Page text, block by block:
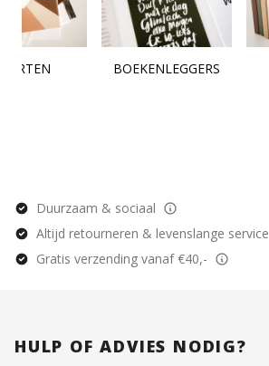
BOEKENLEGGERS
Duurzaam & sociaal
Altijd retourneren & levenslange service
Gratis verzending vanaf €40,-
HULP OF ADVIES NODIG?